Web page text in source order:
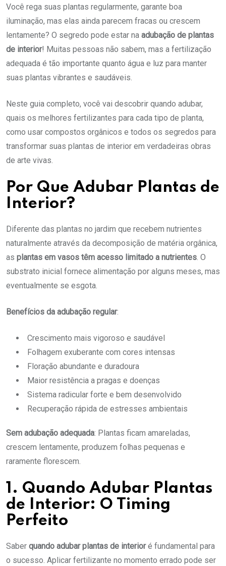
Você rega suas plantas regularmente, garante boa
iluminação, mas elas ainda parecem fracas ou crescem
lentamente? O segredo pode estar na adubação de plantas
de interior! Muitas pessoas não sabem, mas a fertilização
adequada é tão importante quanto água e luz para manter
suas plantas vibrantes e saudáveis.
Neste guia completo, você vai descobrir quando adubar,
quais os melhores fertilizantes para cada tipo de planta,
como usar compostos orgânicos e todos os segredos para
transformar suas plantas de interior em verdadeiras obras
de arte vivas.
Por Que Adubar Plantas de
Interior?
Diferente das plantas no jardim que recebem nutrientes
naturalmente através da decomposição de matéria orgânica,
as plantas em vasos têm acesso limitado a nutrientes. O
substrato inicial fornece alimentação por alguns meses, mas
eventualmente se esgota.
Benefícios da adubação regular:
Crescimento mais vigoroso e saudável
Folhagem exuberante com cores intensas
Floração abundante e duradoura
Maior resistência a pragas e doenças
Sistema radicular forte e bem desenvolvido
Recuperação rápida de estresses ambientais
Sem adubação adequada: Plantas ficam amareladas,
crescem lentamente, produzem folhas pequenas e
raramente florescem.
1. Quando Adubar Plantas
de Interior: O Timing
Perfeito
Saber quando adubar plantas de interioré fundamental para
o sucesso. Aplicar fertilizante no momento errado pode ser